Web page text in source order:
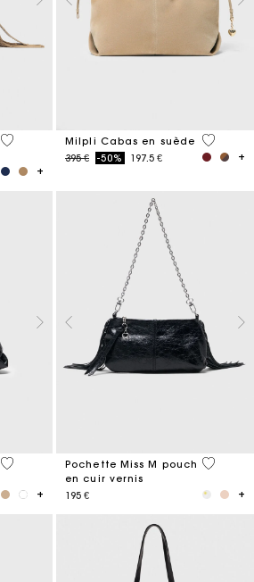
3,6 out of 5 Customer Rating
Milpli Cabas en suède
Price reduced from
395 €to-50% 197.5 €
5 out of
5 out of 5 Customer Rating
Pochette Miss M pouch
en cuir vernis
195 €
3,8 out